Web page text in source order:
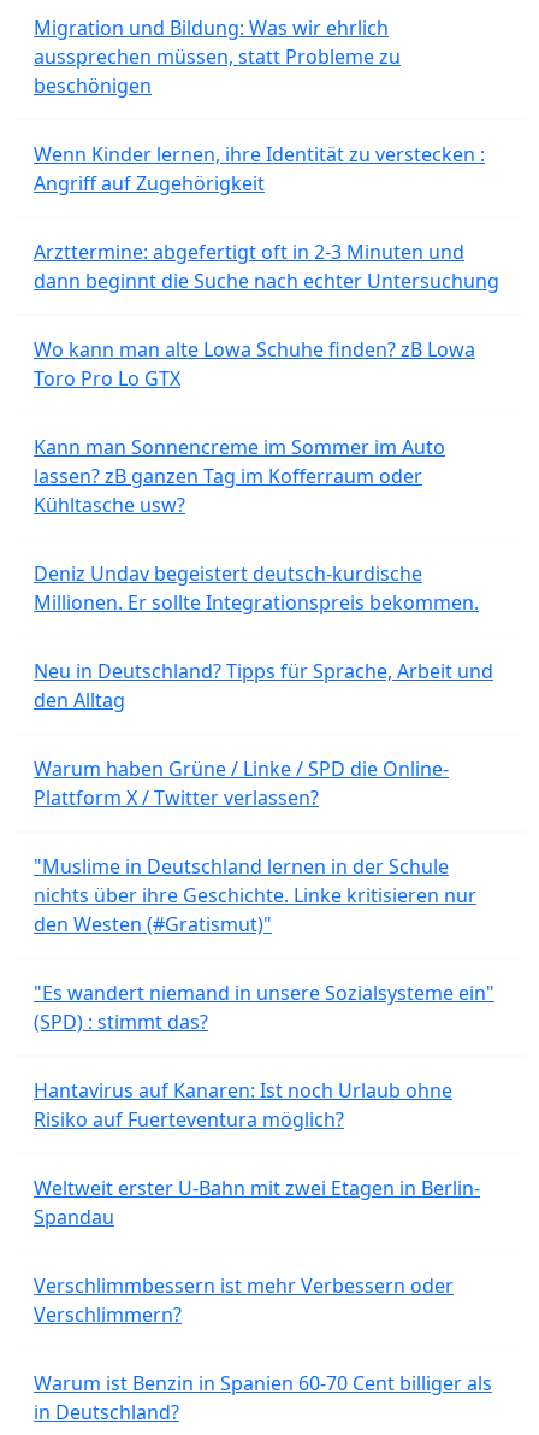
Migration und Bildung: Was wir ehrlich
aussprechen müssen, statt Probleme zu
beschönigen
Wenn Kinder lernen, ihre Identität zu verstecken :
Angriff auf Zugehörigkeit
Arzttermine: abgefertigt oft in 2-3 Minuten und
dann beginnt die Suche nach echter Untersuchung
Wo kann man alte Lowa Schuhe finden? zB Lowa
Toro Pro Lo GTX
Kann man Sonnencreme im Sommer im Auto
lassen? zB ganzen Tag im Kofferraum oder
Kühltasche usw?
Deniz Undav begeistert deutsch-kurdische
Millionen. Er sollte Integrationspreis bekommen.
Neu in Deutschland? Tipps für Sprache, Arbeit und
den Alltag
Warum haben Grüne / Linke / SPD die Online-
Plattform X / Twitter verlassen?
"Muslime in Deutschland lernen in der Schule
nichts über ihre Geschichte. Linke kritisieren nur
den Westen (#Gratismut)"
"Es wandert niemand in unsere Sozialsysteme ein"
(SPD) : stimmt das?
Hantavirus auf Kanaren: Ist noch Urlaub ohne
Risiko auf Fuerteventura möglich?
Weltweit erster U-Bahn mit zwei Etagen in Berlin-
Spandau
Verschlimmbessern ist mehr Verbessern oder
Verschlimmern?
Warum ist Benzin in Spanien 60-70 Cent billiger als
in Deutschland?